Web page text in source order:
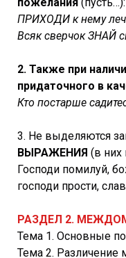
ПРИХОДИ к нему
Всяк сверчок ЗНАЙ
2. Также при
придаточного в
Кто постарше
3. Не выделяются
ВЫРАЖЕНИЯ (в них
Господи помилуй,
господи прости,
РАЗДЕЛ 2.
Тема 1. Основные
Тема 2. Различение